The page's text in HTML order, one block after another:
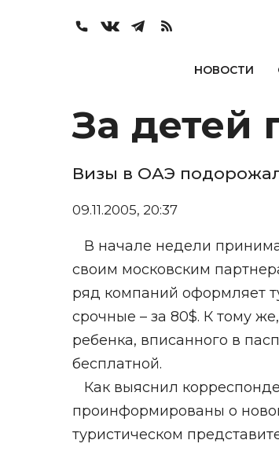
НОВОСТИ
За детей
Визы в ОАЭ
09.11.2005, 20:37
В начале недели
своим московским
ряд компаний оформляет
срочные – за 80$. К тому
ребенка, вписанного в
бесплатной.
Как выяснил
проинформированы о
туристическом